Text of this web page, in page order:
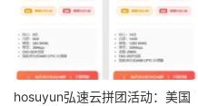
hosuyun弘速云拼团活动：美国